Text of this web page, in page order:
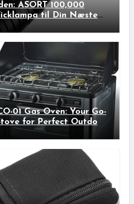
ASORT 100,000
til Din Næste
01 Gas Oven: Your Go-
for Perfect Outdoor